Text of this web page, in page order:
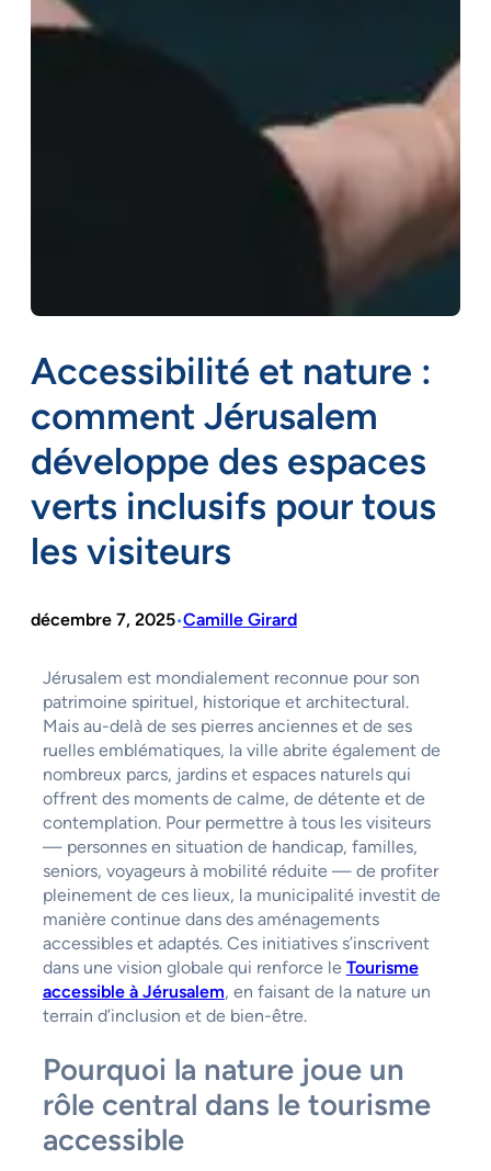
Accessibilité et nature :
comment Jérusalem
développe des espaces
verts inclusifs pour tous
les visiteurs
décembre 7, 2025•Camille Girard
Jérusalem est mondialement reconnue pour son
patrimoine spirituel, historique et architectural.
Mais au-delà de ses pierres anciennes et de ses
ruelles emblématiques, la ville abrite également de
nombreux parcs, jardins et espaces naturels qui
offrent des moments de calme, de détente et de
contemplation. Pour permettre à tous les visiteurs
— personnes en situation de handicap, familles,
seniors, voyageurs à mobilité réduite — de profiter
pleinement de ces lieux, la municipalité investit de
manière continue dans des aménagements
accessibles et adaptés. Ces initiatives s’inscrivent
dans une vision globale qui renforce le Tourisme
accessible à Jérusalem, en faisant de la nature un
terrain d’inclusion et de bien-être.
Pourquoi la nature joue un
rôle central dans le tourisme
accessible